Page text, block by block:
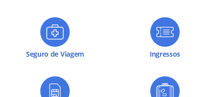
Seguro de Viagem Ingressos